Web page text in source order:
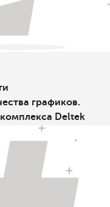
графиков.
Deltek